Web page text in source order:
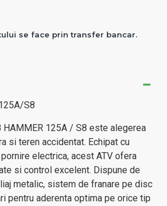
S8
HAMMER 125A / S8 este alegerea
si teren accidentat. Echipat cu
electrica, acest ATV ofera
si control excelent. Dispune de
metalic, sistem de franare pe disc
pentru aderenta optima pe orice tip
se face prin transfer bancar.